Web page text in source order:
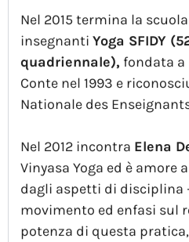
Nel 2015 termina la
insegnanti Yoga SFIDY
quadriennale), fondata a
Conte nel 1993 e
Nationale des Enseignants
Nel 2012 incontra Elena
Vinyasa Yoga ed è
dagli aspetti di disciplina
movimento ed enfasi sul
potenza di questa